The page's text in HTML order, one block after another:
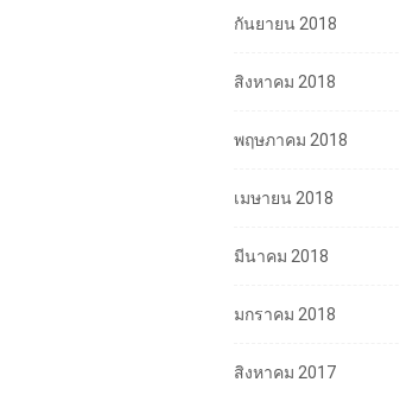
กันยายน 2018
สิงหาคม 2018
พฤษภาคม 2018
เมษายน 2018
มีนาคม 2018
มกราคม 2018
สิงหาคม 2017